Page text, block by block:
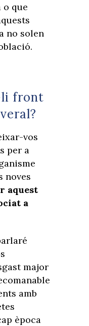
o que
no solen
li front
vos
per a
noves
aquest
a
major
amb
època